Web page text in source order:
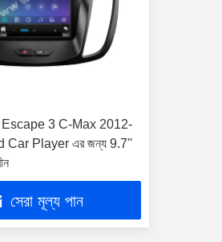
3 C-Max 2012-
Car Player এর জন্য 9.7''
সেরা মূল্য পান